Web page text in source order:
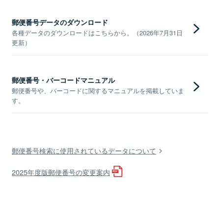
郵便番号データのダウンロード
各種データのダウンロードはこちらから。（2026年7月31日
更新）
郵便番号・バーコードマニュアル
郵便番号や、バーコードに関するマニュアルを掲載していま
す。
郵便番号検索に使用されているデータについて
2025年度版郵便番号の変更案内